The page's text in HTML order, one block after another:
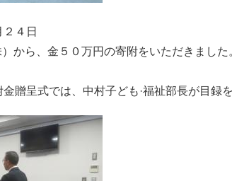
２４日
から、金５０万円の寄附をいただきまし
贈呈式では、中村子ども·福祉部長が目録